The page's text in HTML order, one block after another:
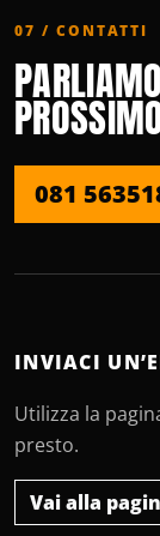
07 / CONTATTI
081
INVIACI
Utilizza la
presto.
Vai alla